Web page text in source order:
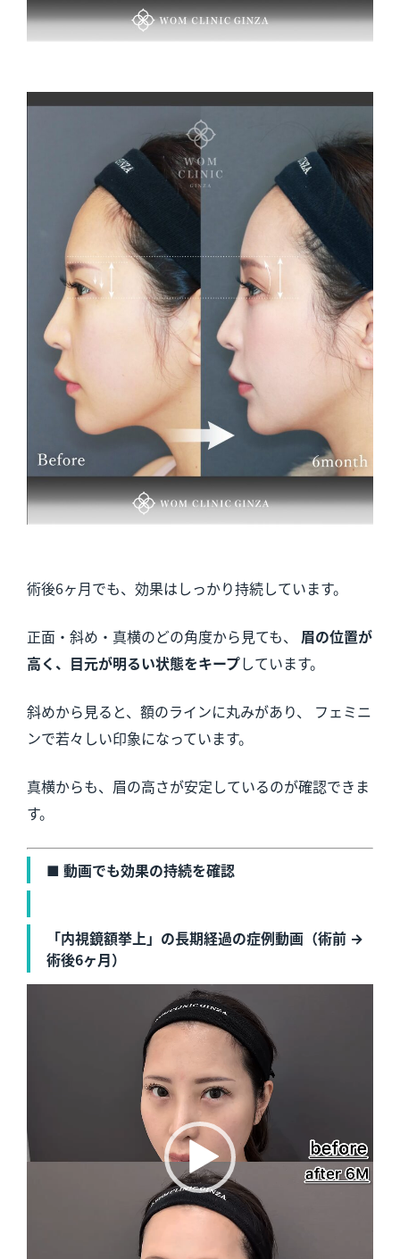
術後6ヶ月でも、効果はしっかり持続しています。
正面・斜め・真横のどの角度から見ても、 眉の位置が
高く、目元が明るい状態をキープしています。
斜めから見ると、額のラインに丸みがあり、 フェミニ
ンで若々しい印象になっています。
真横からも、眉の高さが安定しているのが確認できま
す。
■ 動画でも効果の持続を確認
「内視鏡額挙上」の長期経過の症例動画（術前 →
術後6ヶ月）
ヤ
ー